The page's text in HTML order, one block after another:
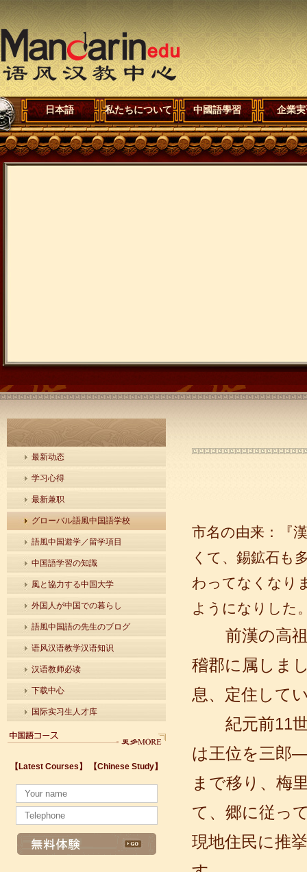
日本語 私たちについて 中國語學習 企業
最新动态
学习心得
最新兼职
グローバル語風中国語学校
語風中国遊学／留学項目
中国語学習の知識
風と協力する中国大学
外国人が中国での暮らし
語風中国語の先生のブログ
语风汉语教学汉语知识
汉语教师必读
下载中心
国际实习生人才库
【Latest Courses】
【Chinese Study】
中国語はどんな言葉？
無錫の最適な旅行の季節
太湖が無事に夏を送られるように早期警報モニタリングを始めた
有名な師匠に弟子入りする
無錫第9回中国文化財保護無錫シンポジウムが開催
市名の由来：『
くて、錫鉱石も
わってなくなり
ようになりした
前漢の高祖
稽郡に属しま
息、定住して
紀元前11世
は王位を三郎
まで移り、梅
て、郷に従っ
現地住民に推